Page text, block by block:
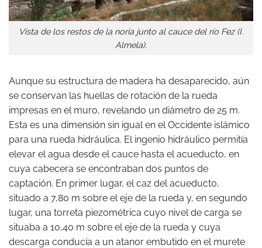
Vista de los restos de la noria junto al cauce del río Fez (I.
Almela).
Aunque su estructura de madera ha desaparecido, aún
se conservan las huellas de rotación de la rueda
impresas en el muro, revelando un diámetro de 25 m.
Esta es una dimensión sin igual en el Occidente islámico
para una rueda hidráulica. El ingenio hidráulico permitía
elevar el agua desde el cauce hasta el acueducto, en
cuya cabecera se encontraban dos puntos de
captación. En primer lugar, el caz del acueducto,
situado a 7,80 m sobre el eje de la rueda y, en segundo
lugar, una torreta piezométrica cuyo nivel de carga se
situaba a 10,40 m sobre el eje de la rueda y cuya
descarga conducía a un atanor embutido en el murete